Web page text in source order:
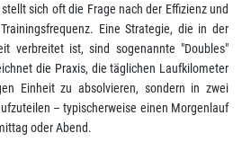
sich oft die Frage nach der Effizienz und
Eine Strategie, die in der
verbreitet ist, sind sogenannte "Doubles"
die Praxis, die täglichen Laufkilometer
Einheit zu absolvieren, sondern in zwei
– typischerweise einen Morgenlauf
oder Abend.